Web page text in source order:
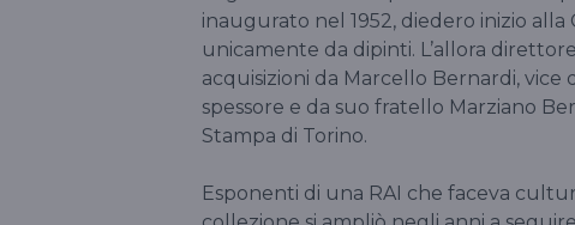
inaugurato nel 1952, diedero inizio
unicamente da dipinti. L’allora
acquisizioni da Marcello Bernardi,
spessore e da suo fratello Marziano
Stampa di Torino.
Esponenti di una RAI che faceva